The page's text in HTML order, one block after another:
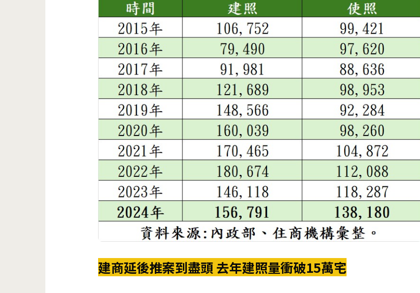
建商延後推案到盡頭 去年建照量衝破15萬宅